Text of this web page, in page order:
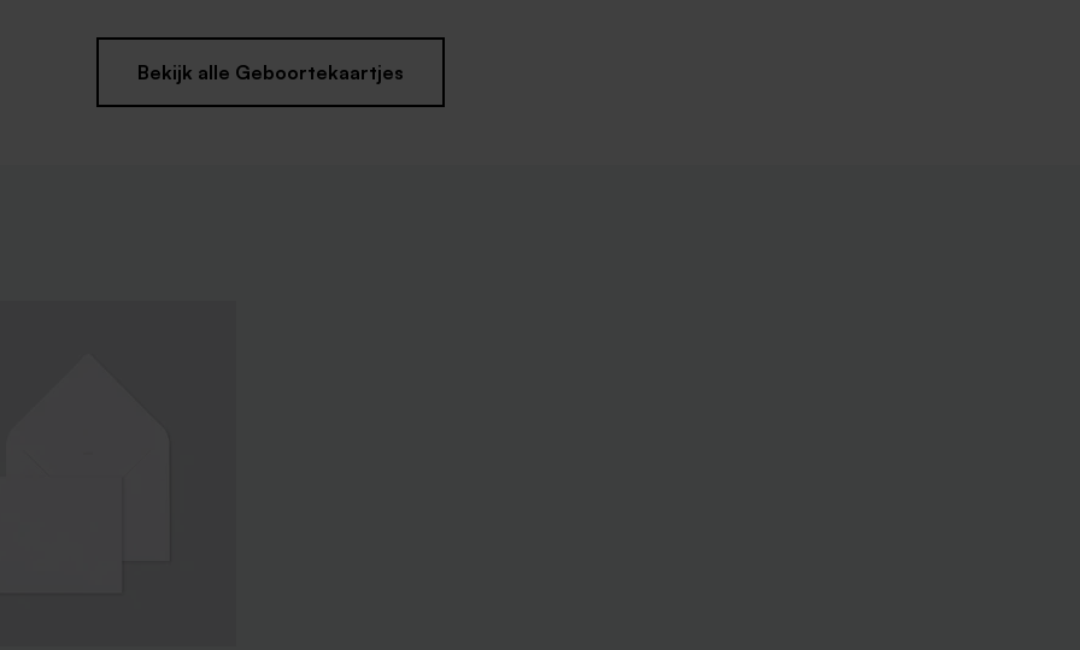
Bekijk alle Geboortekaartjes